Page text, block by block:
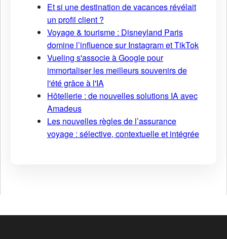
Et si une destination de vacances révélait
un profil client ?
Voyage & tourisme : Disneyland Paris
domine l’influence sur Instagram et TikTok
Vueling s'associe à Google pour
immortaliser les meilleurs souvenirs de
l'été grâce à l'IA
Hôtellerie : de nouvelles solutions IA avec
Amadeus
Les nouvelles règles de l’assurance
voyage : sélective, contextuelle et intégrée